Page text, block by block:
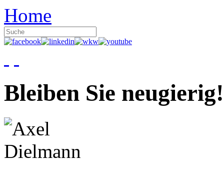
Home
Bleiben Sie neugierig!